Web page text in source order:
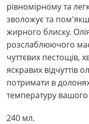
рівномірному та
зволожує та
жирного блиску.
розслаблюючого
чуттєвих пестощів,
яскравих відчуттів
потримати в
температуру вашого
240 мл.